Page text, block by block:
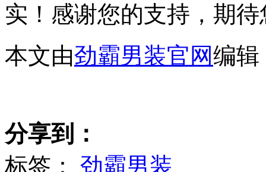
实！感谢您的支持，期
本文由劲霸男装官网编辑
分享到：
标签： 劲霸男装